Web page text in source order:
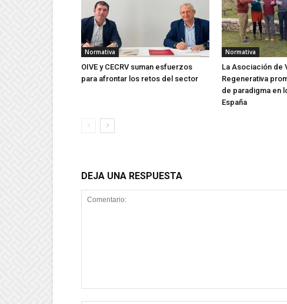
Normativa
OIVE y CECRV suman esfuerzos
para afrontar los retos del sector
Normativa
La Asociación de
Regenerativa
de paradigma en
España
DEJA UNA RESPUESTA